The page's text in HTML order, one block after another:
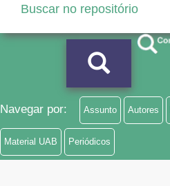
Navegar por: Assunto Autores
Material UAB Periódicos